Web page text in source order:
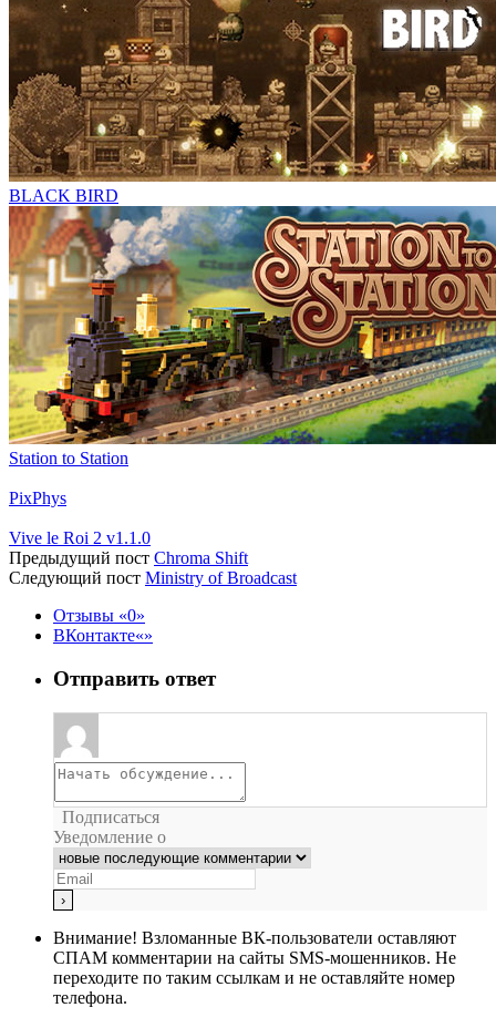
BLACK BIRD
Station to Station
PixPhys
Vive le Roi 2 v1.1.0
Предыдущий пост Chroma Shift
Следующий пост Ministry of Broadcast
Отзывы
0
ВКонтакте
Отправить ответ
Подписаться
Уведомление о
Внимание! Взломанные ВК-пользователи оставляют
СПАМ комментарии на сайты SMS-мошенников. Не
переходите по таким ссылкам и не оставляйте номер
телефона.